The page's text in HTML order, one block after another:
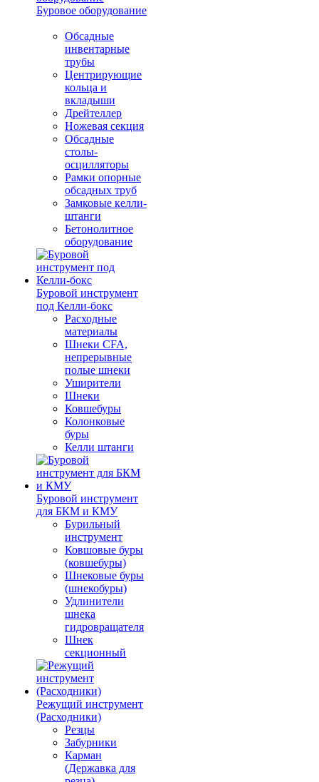
Буровое оборудование
Обсадные
инвентарные
трубы
Центрирующие
кольца и
вкладыши
Дрейтеллер
Ножевая секция
Обсадные
столы-
осцилляторы
Рамки опорные
обсадных труб
Замковые келли-
штанги
Бетонолитное
оборудование
Буровой инструмент
под Келли-бокс
Расходные
материалы
Шнеки CFA,
непрерывные
полые шнеки
Уширители
Шнеки
Ковшебуры
Колонковые
буры
Келли штанги
Буровой инструмент
для БКМ и КМУ
Бурильный
инструмент
Ковшовые буры
(ковшебуры)
Шнековые буры
(шнекобуры)
Удлинители
шнека
гидровращателя
Шнек
секционный
Режущий инструмент
(Расходники)
Резцы
Забурники
Карман
(Державка для